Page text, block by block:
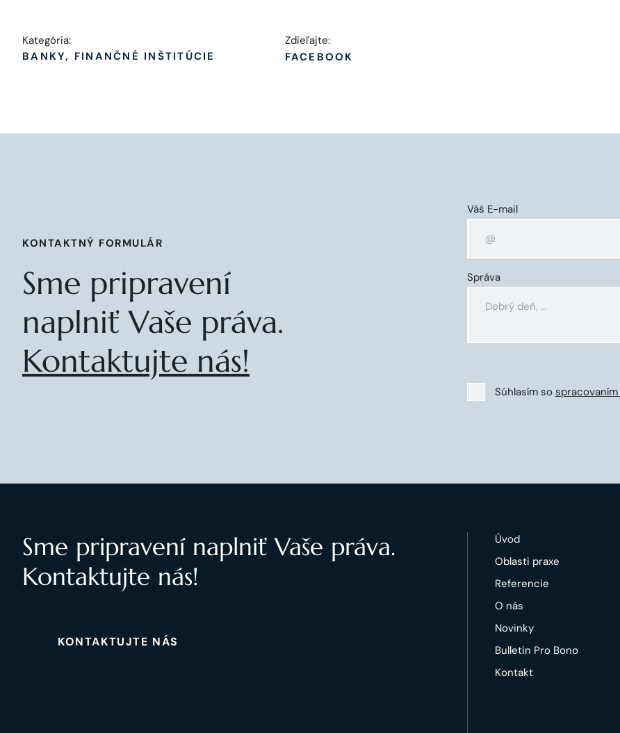
Kategória:
BANKY, FINANČNÉ INŠTITÚCIE
Zdieľajte:
FACEBOOK
KONTAKTNÝ FORMULÁR
Sme pripravení
naplniť Vaše práva.
Kontaktujte nás!
Váš E-mail
Správa
Súhlasím so
Sme pripravení naplniť Vaše práva.
Kontaktujte nás!
KONTAKTUJTE NÁS
Úvod
Oblasti praxe
Referencie
O nás
Novinky
Bulletin Pro Bono
Kontakt